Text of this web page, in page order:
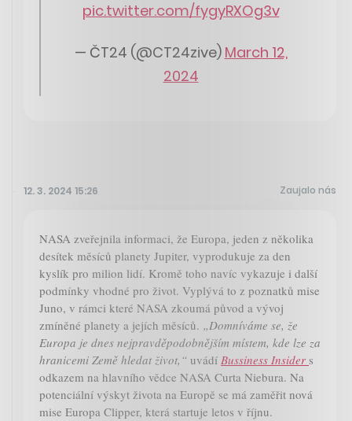
pic.twitter.com/fygyRXOg3v
— ČT24 (@CT24zive) March 12,
2024
12. 3. 2024 15:26 Zaujalo nás
NASA zveřejnila informaci, že Europa, jeden z několika
desítek měsíců planety Jupiter, vyprodukuje za den
kyslík pro milion lidí. Kromě toho navíc vykazuje i další
podmínky vhodné pro život. Vyplývá to z poznatků mise
Juno, v rámci které NASA zkoumá původ a vývoj
zmíněné planety a jejích měsíců. „Domníváme se, že
Europa je dnes nejpravděpodobnějším místem, kde lze za
hranicemi Země hledat život,“ uvádí Bussiness Insider s
odkazem na hlavního vědce NASA Curta Niebura. Na
potenciální výskyt života na Europě se má zaměřit nová
mise Europa Clipper, která startuje letos v říjnu.